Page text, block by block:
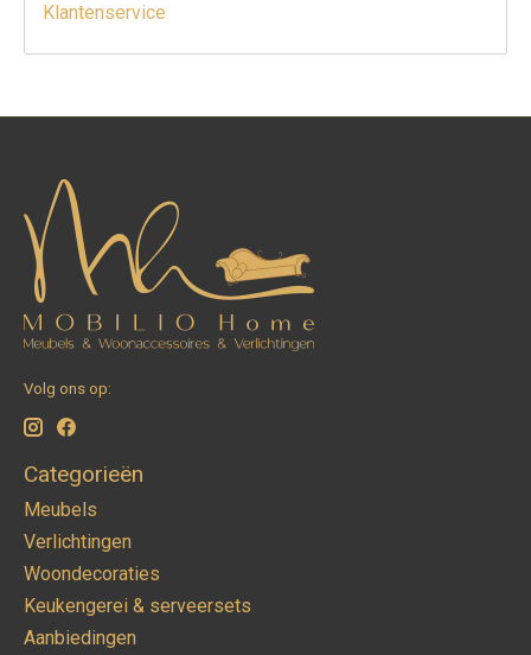
Klantenservice
Volg ons op:
Categorieën
Meubels
Verlichtingen
Woondecoraties
Keukengerei & serveersets
Aanbiedingen